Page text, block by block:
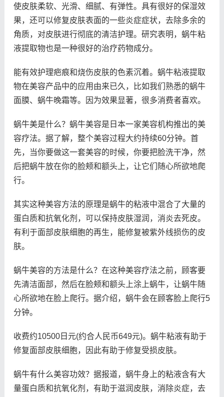
使皮肤柔软、光滑、细腻、有弹性。具有很好的保湿效
果，还可以修复皮肤表面的一些炎症症状，去除多余的
角质，对皮肤进行彻底的清洁护理。研究表明，蜗牛粘
液提取物也是一种很好的治疗药物成分。
能有效护理疤痕和烧伤皮肤的色素沉着。蜗牛粘液提取
物在美容产品中的应用由来已久，比如我们熟悉的蜗牛
面膜、蜗牛晚霜等。因为效果显著，很多消费者喜欢。
蜗牛美是什么？蜗牛美容是日本一家美容机构推出的美
容疗法。据了解，整个美容过程大约持续60分钟。首
先，当你要做这一套美容的时候，你要把脸洗干净，然
后把蜗牛放在你的脸颊和额头上，让它们随心所欲地爬
行。
其实这种美容方法的原理是蜗牛的粘液中混合了大量的
蛋白质和抗氧化剂，可以保持皮肤湿润，消炎去死皮。
有利于面部皮肤细胞的再生，能修复被紫外线损伤的皮
肤。
蜗牛美容的方法是什么？在这种美容疗法之前，顾客要
先清洁面部，然后在脸颊和额头上涂上蜗牛，让蜗牛随
心所欲地在脸上爬行。据介绍，蜗牛会在顾客脸上爬行5
分钟。
收费约10500日元(约合人民币649元)。蜗牛粘液有助于
修复面部皮肤细胞，因此有助于修复受损皮肤。
蜗牛有什么美容功效？据报道，蜗牛身上的粘液含有大
量蛋白质和抗氧化剂，有助于滋润皮肤，消除炎症，去